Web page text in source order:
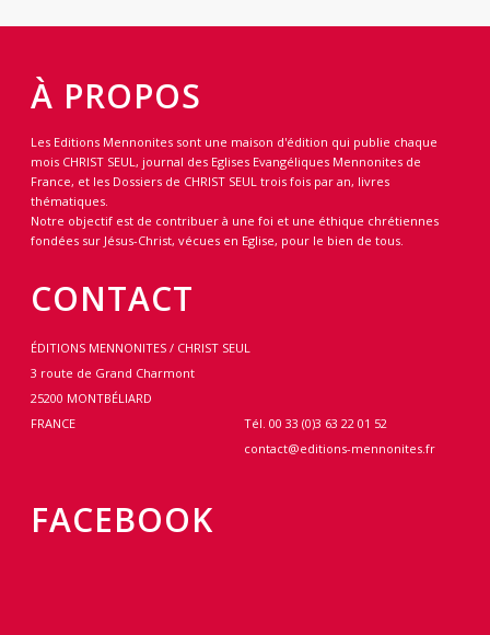
À PROPOS
Les Editions Mennonites sont une maison d'édition qui publie chaque
mois CHRIST SEUL, journal des Eglises Evangéliques Mennonites de
France, et les Dossiers de CHRIST SEUL trois fois par an, livres
thématiques.
Notre objectif est de contribuer à une foi et une éthique chrétiennes
fondées sur Jésus-Christ, vécues en Eglise, pour le bien de tous.
CONTACT
ÉDITIONS MENNONITES / CHRIST SEUL
3 route de Grand Charmont
25200 MONTBÉLIARD
FRANCE
Tél. 00 33 (0)3 63 22 01 52
contact@editions-mennonites.fr
FACEBOOK